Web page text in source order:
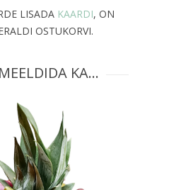
LISADA KAARDI, ON
OSTUKORVI.
KA…